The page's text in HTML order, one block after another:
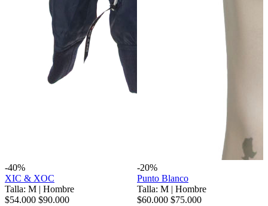
-40%
XIC & XOC
Talla: M | Hombre
$54.000 $90.000
-20%
Punto Blanco
Talla: M | Hombre
$60.000 $75.000